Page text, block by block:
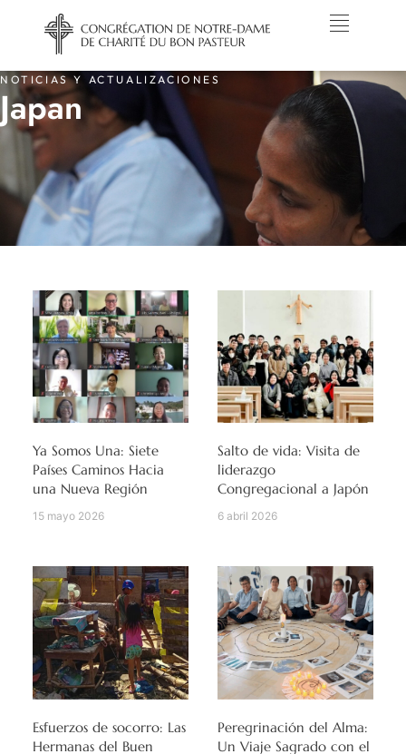
NOTICIAS Y ACTUALIZACIONES
Japan
Ya Somos Una: Siete
Países Caminos Hacia
una Nueva Región
15 mayo 2026
Salto de vida: Visita de
liderazgo
Congregacional a Japón
6 abril 2026
Esfuerzos de socorro: Las
Hermanas del Buen
Peregrinación del Alma:
Un Viaje Sagrado con el